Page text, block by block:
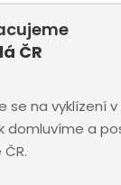
ČR
se na vyklízení v
domluvíme a